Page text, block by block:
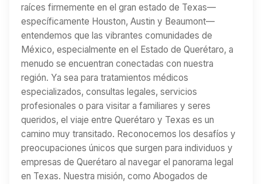
raíces firmemente en el gran estado de Texas—
específicamente Houston, Austin y Beaumont—
entendemos que las vibrantes comunidades de
México, especialmente en el Estado de Querétaro, a
menudo se encuentran conectadas con nuestra
región. Ya sea para tratamientos médicos
especializados, consultas legales, servicios
profesionales o para visitar a familiares y seres
queridos, el viaje entre Querétaro y Texas es un
camino muy transitado. Reconocemos los desafíos y
preocupaciones únicos que surgen para individuos y
empresas de Querétaro al navegar el panorama legal
en Texas. Nuestra misión, como Abogados de